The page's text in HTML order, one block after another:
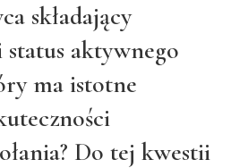
składający
aktywnego
ma istotne
Do tej kwestii